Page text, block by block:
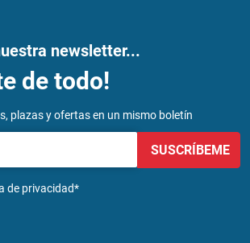
newsletter...
de todo!
plazas y ofertas en un mismo boletín
de privacidad*
SUSCRÍBEME